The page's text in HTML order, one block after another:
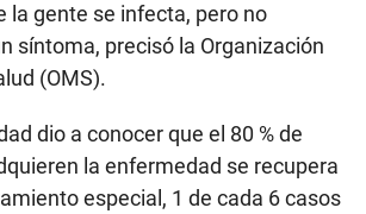
la gente se infecta, pero no
síntoma, precisó la Organización
(OMS).
dio a conocer que el 80 % de
la enfermedad se recupera
especial, 1 de cada 6 casos